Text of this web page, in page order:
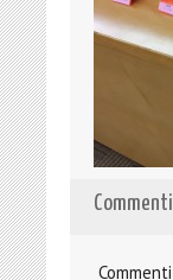
Commenti
Commenti